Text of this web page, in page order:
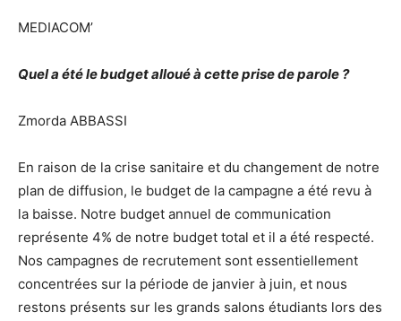
MEDIACOM’
Quel a été le budget alloué à cette prise de parole ?
Zmorda ABBASSI
En raison de la crise sanitaire et du changement de notre
plan de diffusion, le budget de la campagne a été revu à
la baisse. Notre budget annuel de communication
représente 4% de notre budget total et il a été respecté.
Nos campagnes de recrutement sont essentiellement
concentrées sur la période de janvier à juin, et nous
restons présents sur les grands salons étudiants lors des